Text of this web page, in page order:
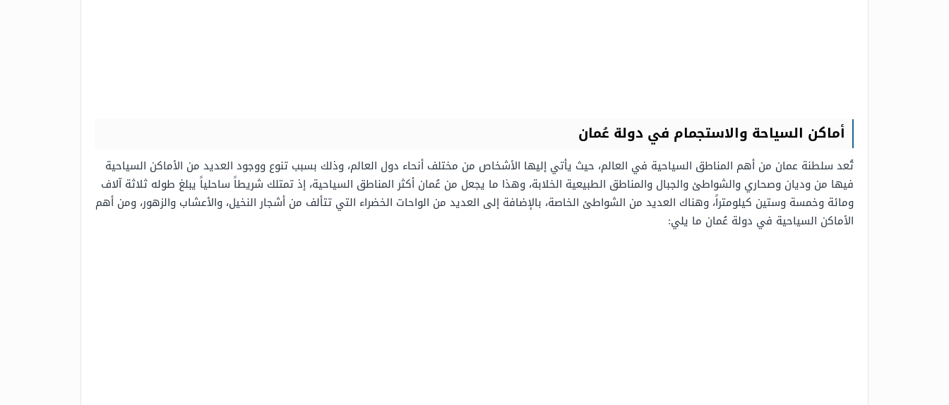
أماكن السياحة والاستجمام في دولة عُمان
تُعد سلطنة عمان من أهم المناطق السياحية في العالم، حيث يأتي إليها الأشخاص من مختلف أنحاء دول العالم، وذلك بسبب تنوع ووجود العديد من الأماكن السياحية
فيها من وديان وصحاري والشواطئ والجبال والمناطق الطبيعية الخلابة، وهذا ما يجعل من عُمان أكثر المناطق السياحية، إذ تمتلك شريطاً ساحلياً يبلغ طوله ثلاثة آلاف
ومائة وخمسة وستين كيلومتراً، وهناك العديد من الشواطئ الخاصة، بالإضافة إلى العديد من الواحات الخضراء التي تتألف من أشجار النخيل، والأعشاب والزهور، ومن أهم
الأماكن السياحية في دولة عُمان ما يلي: